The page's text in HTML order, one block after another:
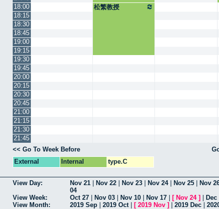
18:00
松繁教授
18:15
18:30
18:45
19:00
19:15
19:30
19:45
20:00
20:15
20:30
20:45
21:00
21:15
21:30
21:45
<< Go To Week Before
External
Internal type.C
View Day: Nov 21 Nov 22 Nov 23 Nov 24| Nov 25
Nov
04
View Week:
Oct 27 Nov 03 Nov 10 Nov 17 [ Nov 24]
Dec
View Month:
2019 Sep 2019 Oct [ 2019 Nov ] 2019 Dec